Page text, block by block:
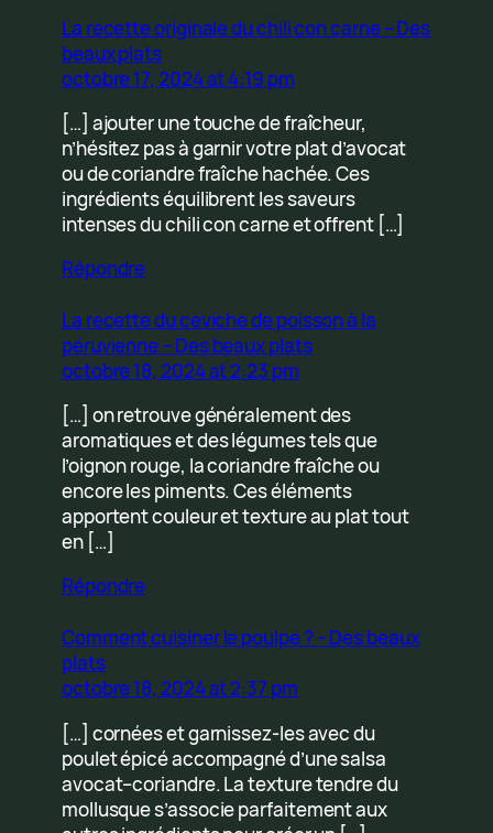
La recette originale du chili con carne – Des
beaux plats
octobre 17, 2024 at 4:19 pm
[…] ajouter une touche de fraîcheur,
n’hésitez pas à garnir votre plat d’avocat
ou de coriandre fraîche hachée. Ces
ingrédients équilibrent les saveurs
intenses du chili con carne et offrent […]
Répondre
La recette du ceviche de poisson à la
péruvienne – Des beaux plats
octobre 18, 2024 at 2:23 pm
[…] on retrouve généralement des
aromatiques et des légumes tels que
l’oignon rouge, la coriandre fraîche ou
encore les piments. Ces éléments
apportent couleur et texture au plat tout
en […]
Répondre
Comment cuisiner le poulpe ? – Des beaux
plats
octobre 18, 2024 at 2:37 pm
[…] cornées et garnissez-les avec du
poulet épicé accompagné d’une salsa
avocat–coriandre. La texture tendre du
mollusque s’associe parfaitement aux